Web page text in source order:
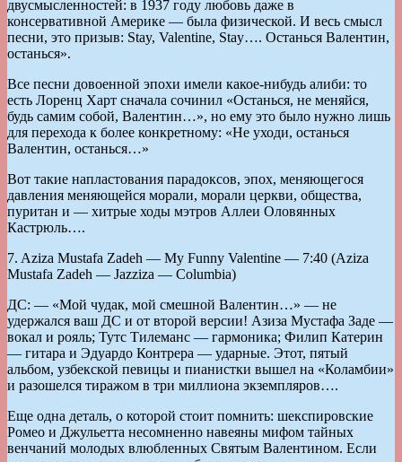
двусмысленностей: в 1937 году любовь даже в
консервативной Америке — была физической. И весь смысл
песни, это призыв: Stay, Valentine, Stay…. Останься Валентин,
останься».
Все песни довоенной эпохи имели какое-нибудь алиби: то
есть Лоренц Харт сначала сочинил «Останься, не меняйся,
будь самим собой, Валентин…», но ему это было нужно лишь
для перехода к более конкретному: «Не уходи, останься
Валентин, останься…»
Вот такие напластования парадоксов, эпох, меняющегося
давления меняющейся морали, морали церкви, общества,
пуритан и — хитрые ходы мэтров Аллеи Оловянных
Кастрюль….
7. Aziza Mustafa Zadeh — My Funny Valentine — 7:40 (Aziza
Mustafa Zadeh — Jazziza — Columbia)
ДС: — «Мой чудак, мой смешной Валентин…» — не
удержался ваш ДС и от второй версии! Азиза Мустафа Заде —
вокал и рояль; Тутс Тилеманс — гармоника; Филип Катерин
— гитара и Эдуардо Контрера — ударные. Этот, пятый
альбом, узбекской певицы и пианистки вышел на «Коламбии»
и разошелся тиражом в три миллиона экземпляров….
Еще одна деталь, о которой стоит помнить: шекспировские
Ромео и Джульетта несомненно навеяны мифом тайных
венчаний молодых влюбленных Святым Валентином. Если